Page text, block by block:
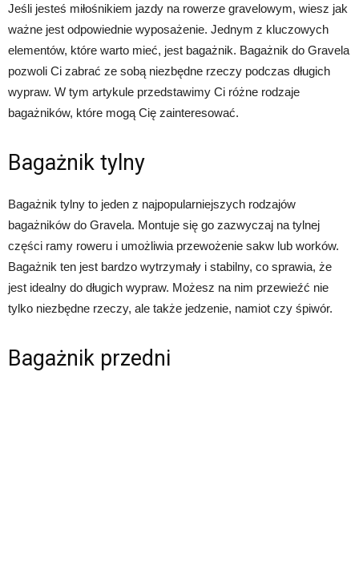
Jeśli jesteś miłośnikiem jazdy na rowerze gravelowym, wiesz jak
ważne jest odpowiednie wyposażenie. Jednym z kluczowych
elementów, które warto mieć, jest bagażnik. Bagażnik do Gravela
pozwoli Ci zabrać ze sobą niezbędne rzeczy podczas długich
wypraw. W tym artykule przedstawimy Ci różne rodzaje
bagażników, które mogą Cię zainteresować.
Bagażnik tylny
Bagażnik tylny to jeden z najpopularniejszych rodzajów
bagażników do Gravela. Montuje się go zazwyczaj na tylnej
części ramy roweru i umożliwia przewożenie sakw lub worków.
Bagażnik ten jest bardzo wytrzymały i stabilny, co sprawia, że
jest idealny do długich wypraw. Możesz na nim przewieźć nie
tylko niezbędne rzeczy, ale także jedzenie, namiot czy śpiwór.
Bagażnik przedni